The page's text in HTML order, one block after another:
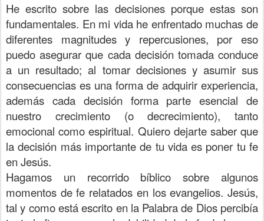
He escrito sobre las decisiones porque estas son
fundamentales. En mi vida he enfrentado muchas de
diferentes magnitudes y repercusiones, por eso
puedo asegurar que cada decisión tomada conduce
a un resultado; al tomar decisiones y asumir sus
consecuencias es una forma de adquirir experiencia,
además cada decisión forma parte esencial de
nuestro crecimiento (o decrecimiento), tanto
emocional como espiritual. Quiero dejarte saber que
la decisión más importante de tu vida es poner tu fe
en Jesús.
Hagamos un recorrido bíblico sobre algunos
momentos de fe relatados en los evangelios. Jesús,
tal y como está escrito en la Palabra de Dios percibía